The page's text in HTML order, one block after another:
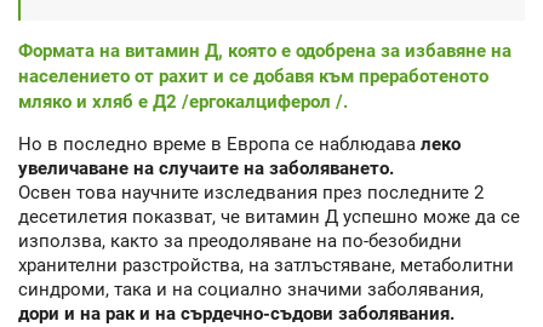
Формата на витамин Д, която е одобрена за избавяне на
населението от рахит и се добавя към преработеното
мляко и хляб е Д2 /ергокалциферол /.
Но в последно време в Европа се наблюдава леко
увеличаване на случаите на заболяването.
Освен това научните изследвания през последните 2
десетилетия показват, че витамин Д успешно може да се
използва, както за преодоляване на по-безобидни
хранителни разстройства, на затлъстяване, метаболитни
синдроми, така и на социално значими заболявания,
дори и на рак и на сърдечно-съдови заболявания.